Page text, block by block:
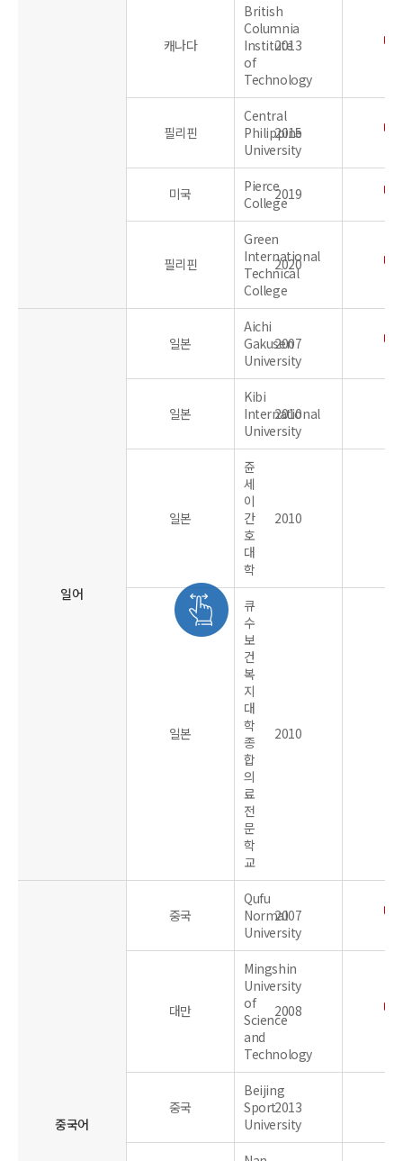
캐나다
British
Columnia
Institute
of
Technology
2013
필리핀
Central
Philippine
University
2015
미국
Pierce
College2019
필리핀
Green
International
Technical
College
2020
일어
일본
Aichi
Gakusen
University
2007
일본
Kibi
International
University
2010
일본
쥰
세
이
간
호
대
학
2010
일본
큐
수
보
건
복
지
대
학
종
합
의
료
전
문
학
교
2010
중국어
중국
Qufu
Normal
University
2007
대만
Mingshin
University
of
Science
and
Technology
2008
중국
Beijing
Sport
University
2013